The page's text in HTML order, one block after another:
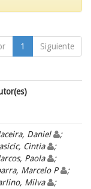
1 Siguiente
Daniel
;
Cintia
;
Paola
;
Marcelo P
;
Milva
;